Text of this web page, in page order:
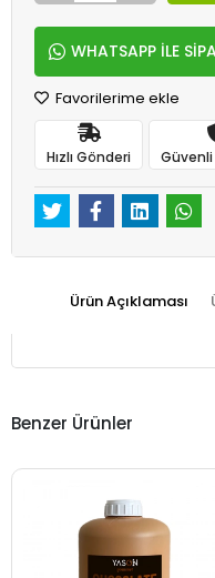
WHATSAPP İLE
Favorilerime ekle
Hızlı Gönderi Güvenli
Ürün Açıklaması
Benzer Ürünler